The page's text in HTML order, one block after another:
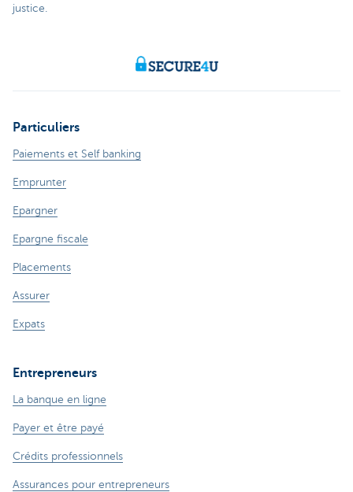
justice.
Particuliers
Paiements et Self banking
Emprunter
Epargner
Epargne fiscale
Placements
Assurer
Expats
Entrepreneurs
La banque en ligne
Payer et être payé
Crédits professionnels
Assurances pour entrepreneurs